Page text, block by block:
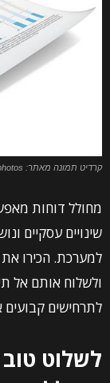
קרדיט תמונה מאתר: depositphotos
מחולל דוחות
שינויים עסקיים
למערכת. הכירו
ולשלוח אותם אל
לתרחישים קבועים
לשלוט